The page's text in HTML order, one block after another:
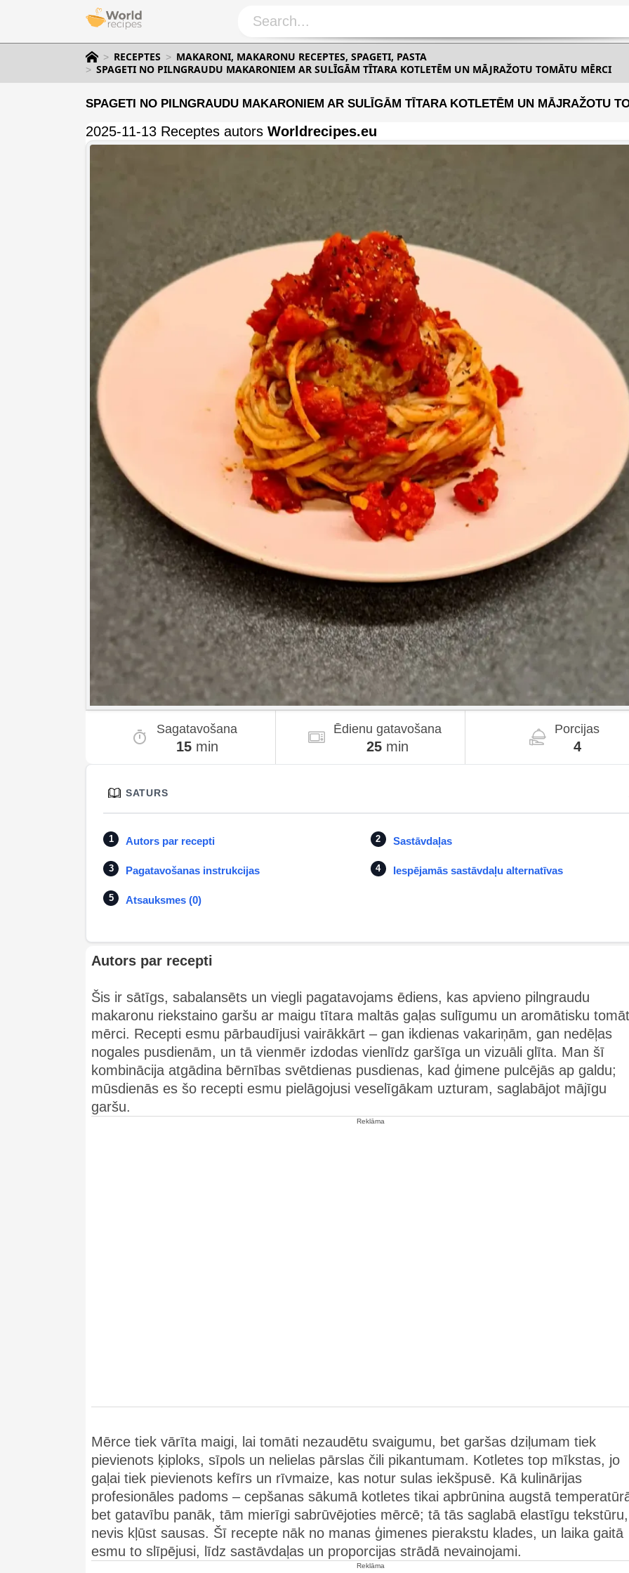
RECEPTES
MAKARONI, MAKARONU RECEPTES, SPAGETI, PASTA
SPAGETI NO PILNGRAUDU MAKARONIEM AR SULĪGĀM TĪTARA KOTLETĒM UN MĀJRAŽOTU TOMĀTU MĒRCI
SPAGETI NO PILNGRAUDU MAKARONIEM AR SULĪGĀM TĪTARA KOTLETĒM UN MĀJRAŽOTU
2025-11-13 Receptes autors Worldrecipes.eu
Sagatavošana
15min
Ēdienu gatavošana
25min
Porcijas
4
SATURS
Autors par recepti Sastāvdaļas
Pagatavošanas instrukcijas Iespējamās sastāvdaļu alternatīvas
Atsauksmes (0)
Autors par recepti
Šis ir sātīgs, sabalansēts un viegli pagatavojams ēdiens, kas apvieno pilngraudu
makaronu riekstaino garšu ar maigu tītara maltās gaļas sulīgumu un aromātisku
mērci. Recepti esmu pārbaudījusi vairākkārt – gan ikdienas vakariņām, gan nedēļas
nogales pusdienām, un tā vienmēr izdodas vienlīdz garšīga un vizuāli glīta. Man šī
kombinācija atgādina bērnības svētdienas pusdienas, kad ģimene pulcējās ap galdu;
mūsdienās es šo recepti esmu pielāgojusi veselīgākam uzturam, saglabājot mājīgu
garšu.
Reklāma
Mērce tiek vārīta maigi, lai tomāti nezaudētu svaigumu, bet garšas dziļumam tiek
pievienots ķiploks, sīpols un nelielas pārslas čili pikantumam. Kotletes top mīkstas, jo
gaļai tiek pievienots kefīrs un rīvmaize, kas notur sulas iekšpusē. Kā kulinārijas
profesionāles padoms – cepšanas sākumā kotletes tikai apbrūnina augstā
bet gatavību panāk, tām mierīgi sabrūvējoties mērcē; tā tās saglabā elastīgu tekstūru,
nevis kļūst sausas. Šī recepte nāk no manas ģimenes pierakstu klades, un laika gaitā
esmu to slīpējusi, līdz sastāvdaļas un proporcijas strādā nevainojami.
Reklāma